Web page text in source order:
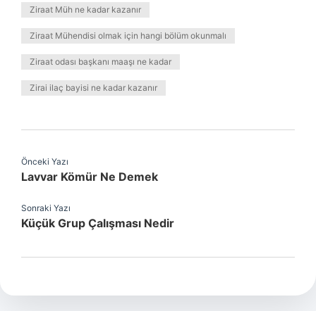
Ziraat Müh ne kadar kazanır
Ziraat Mühendisi olmak için hangi bölüm okunmalı
Ziraat odası başkanı maaşı ne kadar
Zirai ilaç bayisi ne kadar kazanır
Önceki Yazı
Lavvar Kömür Ne Demek
Sonraki Yazı
Küçük Grup Çalışması Nedir